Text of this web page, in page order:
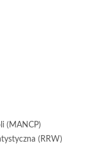
(MANCP)
(RRW)